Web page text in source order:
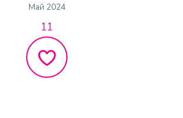
Май 2024
11